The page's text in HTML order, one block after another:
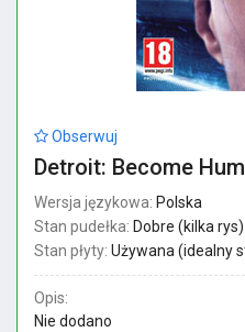
Obserwuj
Detroit: Become
Wersja językowa: Polska
Stan pudełka: Dobre (kilka rys)
Stan płyty: Używana (idealny
Opis:
Nie dodano